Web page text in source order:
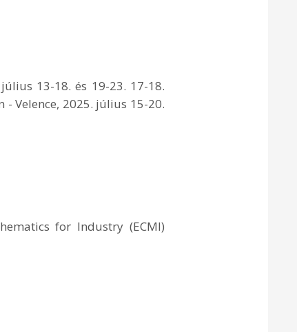
13-18. és 19-23. 17-18.
Velence, 2025. július 15-20.
for Industry (ECMI)